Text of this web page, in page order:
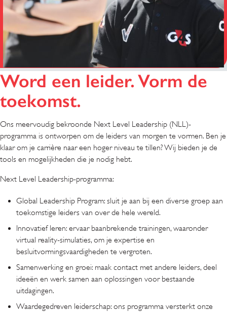
Word een leider. Vorm de
toekomst.
Ons meervoudig bekroonde Next Level Leadership (NLL)-
programma is ontworpen om de leiders van morgen te vormen. Ben je
klaar om je carrière naar een hoger niveau te tillen? Wij bieden je de
tools en mogelijkheden die je nodig hebt.
Next Level Leadership-programma:
Global Leadership Program: sluit je aan bij een diverse groep aan
toekomstige leiders van over de hele wereld.
Innovatief leren: ervaar baanbrekende trainingen, waaronder
virtual reality-simulaties, om je expertise en
besluitvormingsvaardigheden te vergroten.
Samenwerking en groei: maak contact met andere leiders, deel
ideeën en werk samen aan oplossingen voor bestaande
uitdagingen.
Waardegedreven leiderschap: ons programma versterkt onze